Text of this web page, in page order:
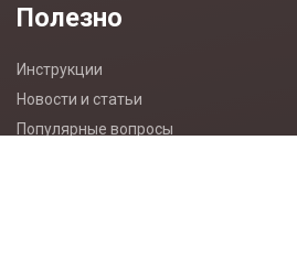
Полезно
Инструкции
Новости и статьи
Популярные вопросы